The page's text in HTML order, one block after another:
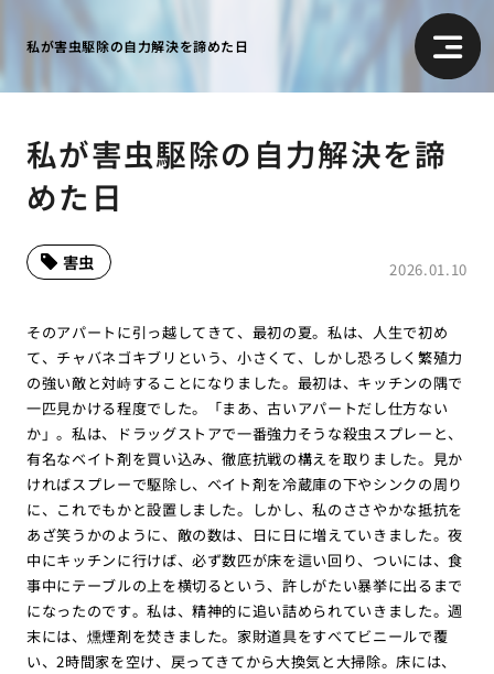
私が害虫駆除の自力解決を諦めた日
私が害虫駆除の自力解決を諦
めた日
2026.01.10
害虫
そのアパートに引っ越してきて、最初の夏。私は、人生で初め
て、チャバネゴキブリという、小さくて、しかし恐ろしく繁殖力
の強い敵と対峙することになりました。最初は、キッチンの隅で
一匹見かける程度でした。「まあ、古いアパートだし仕方ない
か」。私は、ドラッグストアで一番強力そうな殺虫スプレーと、
有名なベイト剤を買い込み、徹底抗戦の構えを取りました。見か
ければスプレーで駆除し、ベイト剤を冷蔵庫の下やシンクの周り
に、これでもかと設置しました。しかし、私のささやかな抵抗を
あざ笑うかのように、敵の数は、日に日に増えていきました。夜
中にキッチンに行けば、必ず数匹が床を這い回り、ついには、食
事中にテーブルの上を横切るという、許しがたい暴挙に出るまで
になったのです。私は、精神的に追い詰められていきました。週
末には、燻煙剤を焚きました。家財道具をすべてビニールで覆
い、2時間家を空け、戻ってきてから大換気と大掃除。床には、